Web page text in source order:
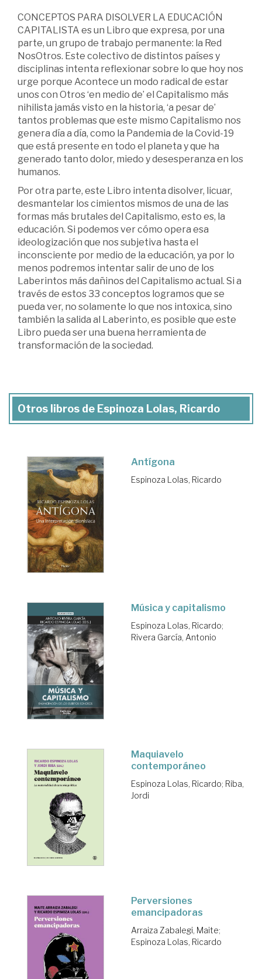
CONCEPTOS PARA DISOLVER LA EDUCACIÓN
CAPITALISTA es un Libro que expresa, por una
parte, un grupo de trabajo permanente: la Red
NosOtros. Este colectivo de distintos países y
disciplinas intenta reflexionar sobre lo que hoy nos
urge porque Acontece un modo radical de estar
unos con Otros ‘en medio de’ el Capitalismo más
nihilista jamás visto en la historia, ‘a pesar de’
tantos problemas que este mismo Capitalismo nos
genera día a día, como la Pandemia de la Covid-19
que está presente en todo el planeta y que ha
generado tanto dolor, miedo y desesperanza en los
humanos.
Por otra parte, este Libro intenta disolver, licuar,
desmantelar los cimientos mismos de una de las
formas más brutales del Capitalismo, esto es, la
educación. Si podemos ver cómo opera esa
ideologización que nos subjetiva hasta el
inconsciente por medio de la educación, ya por lo
menos podremos intentar salir de uno de los
Laberintos más dañinos del Capitalismo actual. Si a
través de estos 33 conceptos logramos que se
pueda ver, no solamente lo que nos intoxica, sino
también la salida al Laberinto, es posible que este
Libro pueda ser una buena herramienta de
transformación de la sociedad.
Otros libros de Espinoza Lolas, Ricardo
Antígona
Espinoza Lolas, Ricardo
Música y capitalismo
Espinoza Lolas, Ricardo;
Rivera García, Antonio
Maquiavelo
contemporáneo
Espinoza Lolas, Ricardo; Riba,
Jordi
Perversiones
emancipadoras
Arraiza Zabalegi, Maite;
Espinoza Lolas, Ricardo